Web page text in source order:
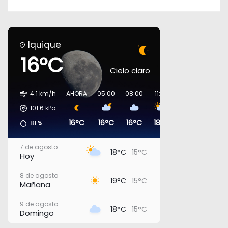
Iquique
16°C Cielo claro
4.1 km/h
101.6 kPa
81 %
AHORA
16°C
05:00
16°C
08:00
16°C
11:00
18°C
7 de agosto
Hoy 18°C 15°C
8 de agosto
Mañana 19°C 15°C
9 de agosto
Domingo 18°C 15°C